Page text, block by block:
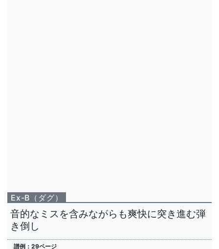
Ex-B（ダグ）
音的なミスを含みながらも爽快に突き進む弾
き倒し
譜例：29ページ